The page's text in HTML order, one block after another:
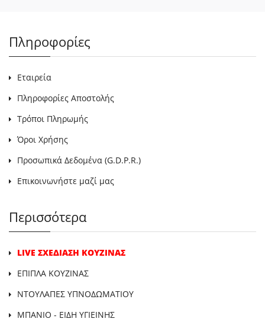
Πληροφορίες
Εταιρεία
Πληροφορίες Αποστολής
Τρόποι Πληρωμής
Όροι Χρήσης
Προσωπικά Δεδομένα (G.D.P.R.)
Επικοινωνήστε μαζί μας
Περισσότερα
LIVE ΣΧΕΔΙΑΣΗ ΚΟΥΖΙΝΑΣ
ΕΠΙΠΛΑ ΚΟΥΖΙΝΑΣ
ΝΤΟΥΛΑΠΕΣ ΥΠΝΟΔΩΜΑΤΙΟΥ
ΜΠΑΝΙΟ - ΕΙΔΗ ΥΓΙΕΙΝΗΣ